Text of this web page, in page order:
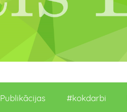
Publikācijas #kokdarbi